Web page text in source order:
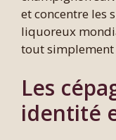
et concentre les
liquoreux
tout simplement
Les
identité